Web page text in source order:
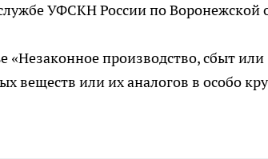
УФСКН России по Воронежской
«Незаконное производство, сбыт или
веществ или их аналогов в особо